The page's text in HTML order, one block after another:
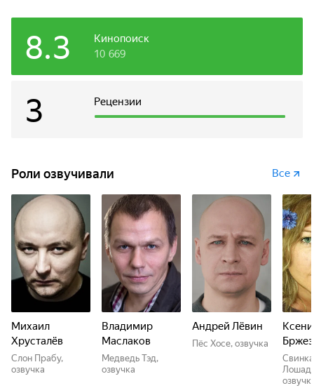
Кинопоиск
8.3 10 669
Рецензии
3
Роли озвучивали Все
Михаил
Хрусталёв
Слон Прабу,
озвучка
Владимир
Маслаков
Медведь Тэд,
озвучка
Андрей Лёвин
Пёс Хосе, озвучка